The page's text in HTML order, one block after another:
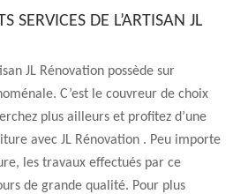
SERVICES DE L’ARTISAN JL
JL Rénovation possède sur
C’est le couvreur de choix
plus ailleurs et profitez d’une
avec JL Rénovation . Peu importe
les travaux effectués par ce
de grande qualité. Pour plus